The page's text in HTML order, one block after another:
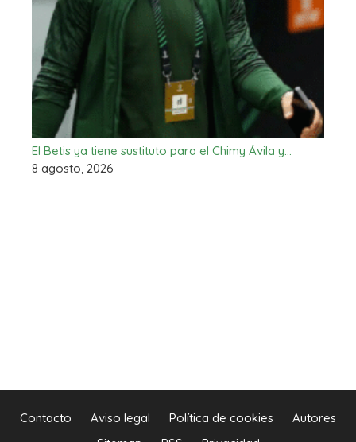
El Betis ya tiene sustituto para el Chimy Ávila y…
8 agosto, 2026
Contacto Aviso legal Política de cookies
Autores